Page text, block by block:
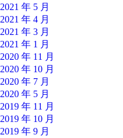
2021 年 5 月
2021 年 4 月
2021 年 3 月
2021 年 1 月
2020 年 11 月
2020 年 10 月
2020 年 7 月
2020 年 5 月
2019 年 11 月
2019 年 10 月
2019 年 9 月